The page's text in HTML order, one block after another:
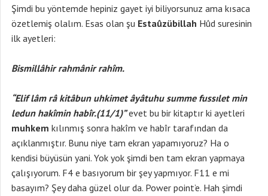
Şimdi bu yöntemde hepiniz gayet iyi biliyorsunuz ama kısaca
özetlemiş olalım. Esas olan şu Estaûzübillah Hûd suresinin
ilk ayetleri:
Bismillâhir rahmânir rahîm.
“Elif lâm râ kitâbun uhkimet âyâtuhu summe fussılet min
ledun hakîmin habîr.(11/1)”evet bu bir kitaptır ki ayetleri
muhkem kılınmış sonra hakîm ve habîr tarafından da
açıklanmıştır. Bunu niye tam ekran yapamıyoruz? Ha o
kendisi büyüsün yani. Yok yok şimdi ben tam ekran yapmaya
çalışıyorum. F4 e basıyorum bir şey yapmıyor. F11 e mi
basayım? Şey daha güzel olur da. Power point’e. Hah şimdi